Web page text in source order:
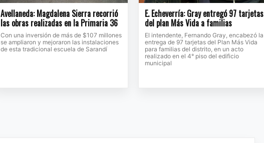
Avellaneda: Magdalena Sierra recorrió
las obras realizadas en la Primaria 36
Con una inversión de más de $107 millones
se ampliaron y mejoraron las instalaciones
de esta tradicional escuela de Sarandí
E. Echeverría: Gray entregó 97 tarjetas
del plan Más Vida a familias
El intendente, Fernando Gray, encabezó la
entrega de 97 tarjetas del Plan Más Vida
para familias del distrito, en un acto
realizado en el 4° piso del edificio
municipal